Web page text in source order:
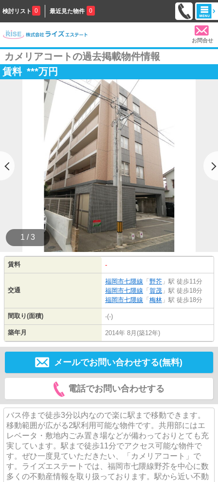
検討リスト 0 最近見た物件 0
お問合せ
カメリアコートの過去掲載物件情報
賃料 ***万円
1 / 3
賃料 -
交通
福岡市七隈線 「 野芥 」駅 徒歩11分
福岡市七隈線 「 賀茂 」駅 徒歩18分
福岡市七隈線 「 梅林 」駅 徒歩18分
間取り(面積) -(-)
築年月 2014年 8月(築12年)
メールでお問い合わせする(無料)
電話でお問い合わせする
バス停まで徒歩3分以内なので楽に駅まで移動できます。
移動範囲が広がる2駅利用可能な物件です。共用部にはエ
レベータ・敷地内ごみ置き場などが備わっておりとても充
実しています。駅まで徒歩11分でアクセス可能な物件で
す。ぜひ一度見ていただきたい、「カメリアコート」で
す。ライズエステートでは、福岡市七隈線野芥を中心に数
多くの不動産情報を取り扱っております。駅から近い不動